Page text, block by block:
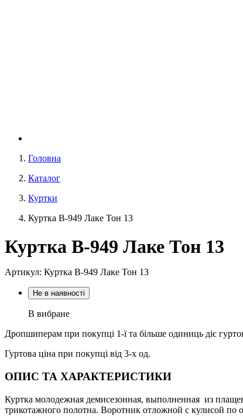
Головна
Каталог
Куртки
Куртка В-949 Лаке Тон 13
Куртка В-949 Лаке Тон 13
Артикул: Куртка В-949 Лаке Тон 13
Не в наявності
В вибране
Дропшиперам при покупці 1-ї та більше одиниць діє
Гуртова ціна при покупці від 3-х од.
ОПИС ТА ХАРАКТЕРИСТИКИ
Куртка молодежная демисезонная, выполненная из
трикотажного полотна. Воротник отложной с кулисой по